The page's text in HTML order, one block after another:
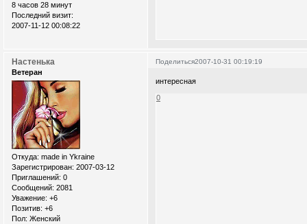
8 часов 28 минут
Последний визит:
2007-11-12 00:08:22
Поделиться2007-10-31 00:19:19
Настенька
Ветеран
Откуда: made in Ykraine
Зарегистрирован: 2007-03-12
Приглашений: 0
Сообщений: 2081
Уважение: +6
Позитив: +6
Пол: Женский
интересная
0